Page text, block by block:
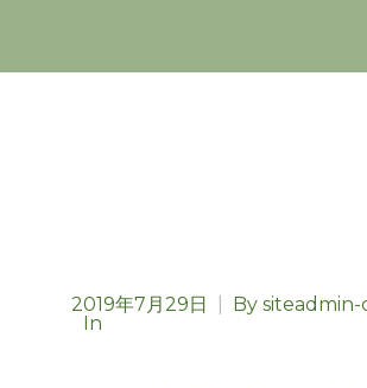
2019年7月29日 By siteadmin-
In